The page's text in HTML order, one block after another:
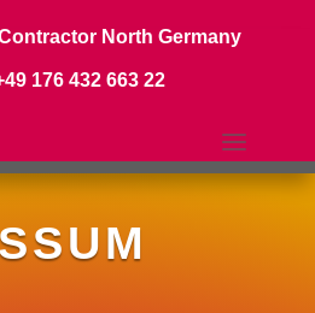
North Germany
176 432 663 22